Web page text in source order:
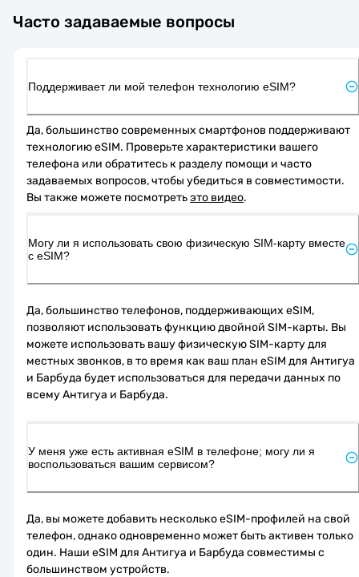
Часто задаваемые вопросы
Поддерживает ли мой телефон технологию eSIM?
Да, большинство современных смартфонов поддерживают
технологию eSIM. Проверьте характеристики вашего
телефона или обратитесь к разделу помощи и часто
задаваемых вопросов, чтобы убедиться в совместимости.
Вы также можете посмотреть это видео.
Могу ли я использовать свою физическую SIM-карту вместе
с eSIM?
Да, большинство телефонов, поддерживающих eSIM,
позволяют использовать функцию двойной SIM-карты. Вы
можете использовать вашу физическую SIM-карту для
местных звонков, в то время как ваш план eSIM для Антигуа
и Барбуда будет использоваться для передачи данных по
всему Антигуа и Барбуда.
У меня уже есть активная eSIM в телефоне; могу ли я
воспользоваться вашим сервисом?
Да, вы можете добавить несколько eSIM-профилей на свой
телефон, однако одновременно может быть активен только
один. Наши eSIM для Антигуа и Барбуда совместимы с
большинством устройств.